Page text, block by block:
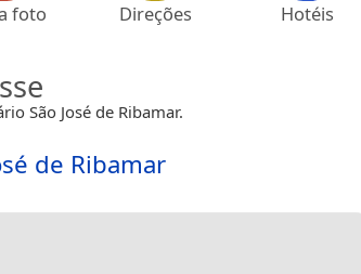
foto Direções Hotéis
São José de Ribamar.
de Ribamar